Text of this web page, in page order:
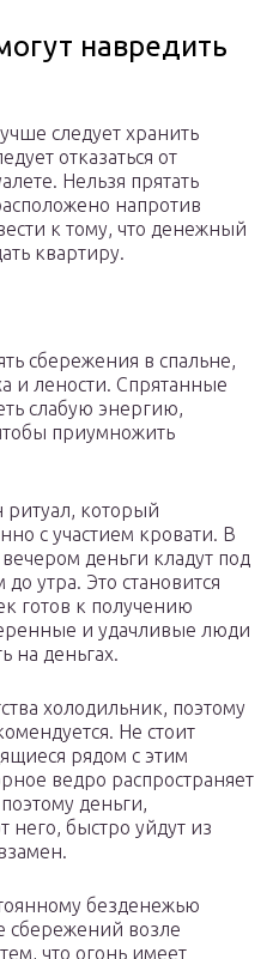
навредить
следует хранить
отказаться от
Нельзя прятать
напротив
к тому, что денежный
квартиру.
сбережения в спальне,
и лености. Спрятанные
слабую энергию,
приумножить
который
с участием кровати. В
деньги кладут под
утра. Это становится
готов к получению
и удачливые люди
на деньгах.
холодильник, поэтому
Не стоит
рядом с этим
ведро распространяет
деньги,
него, быстро уйдут из
безденежью
сбережений возле
что огонь имеет